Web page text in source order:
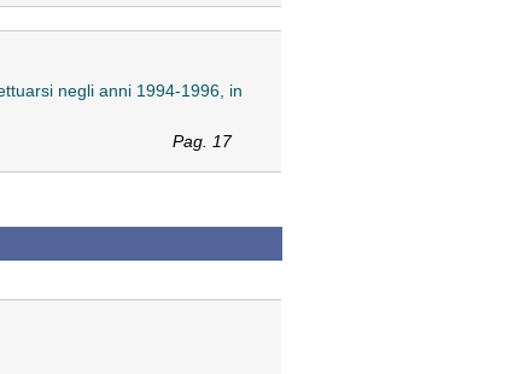
negli anni 1994-1996, in
Pag. 17